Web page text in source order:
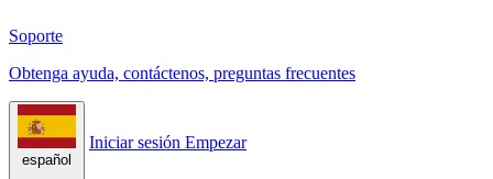
Soporte
Obtenga ayuda, contáctenos, preguntas frecuentes
español
Iniciar sesión Empezar